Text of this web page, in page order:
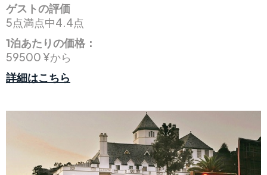
ゲストの評価
5点満点中4.4点
1泊あたりの価格：
59500 ¥から
詳細はこちら